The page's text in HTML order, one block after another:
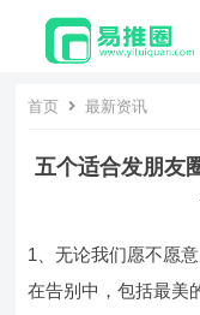
首页 最新资讯
五个适合发朋友
1、无论我们愿不愿
在告别中，包括最美